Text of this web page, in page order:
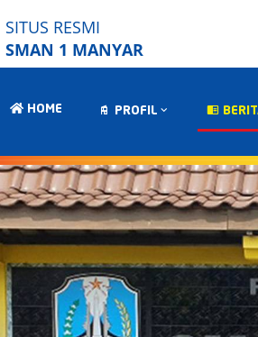
SITUS RESMI
SMAN 1 MANYAR
HOME PROFIL